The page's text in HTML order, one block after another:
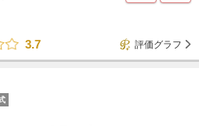
3.7
評価グラフ